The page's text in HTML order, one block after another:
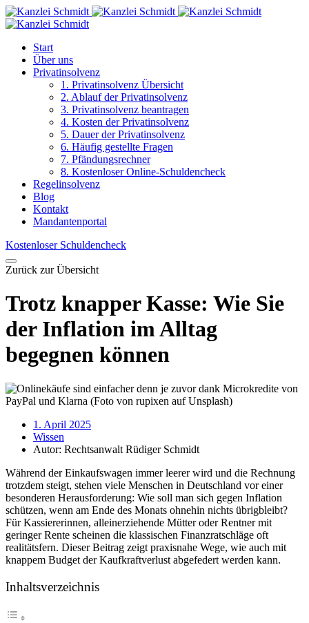
Start
Über uns
Privatinsolvenz
1. Privatinsolvenz Übersicht
2. Ablauf der Privatinsolvenz
3. Privatinsolvenz beantragen
4. Kosten der Privatinsolvenz
5. Dauer der Privatinsolvenz
6. Häufig gestellte Fragen
7. Pfändungsrechner
8. Kostenloser Online-Schuldencheck
Regelinsolvenz
Blog
Kontakt
Mandantenportal
Kostenloser Schuldencheck
Zurück zur Übersicht
Trotz knapper Kasse: Wie Sie
der Inflation im Alltag
begegnen können
1. April 2025
Wissen
Autor: Rechtsanwalt Rüdiger Schmidt
Während der Einkaufswagen immer leerer wird und die Rechnung
trotzdem steigt, stehen viele Menschen in Deutschland vor einer
besonderen Herausforderung: Wie soll man sich gegen Inflation
schützen, wenn am Ende des Monats ohnehin nichts übrigbleibt?
Für Kassiererinnen, alleinerziehende Mütter oder Rentner mit
geringer Rente scheinen die klassischen Finanzratschläge oft
realitätsfern. Dieser Beitrag zeigt praxisnahe Wege, wie auch mit
knappem Budget der Kaufkraftverlust abgefedert werden kann.
Inhaltsverzeichnis